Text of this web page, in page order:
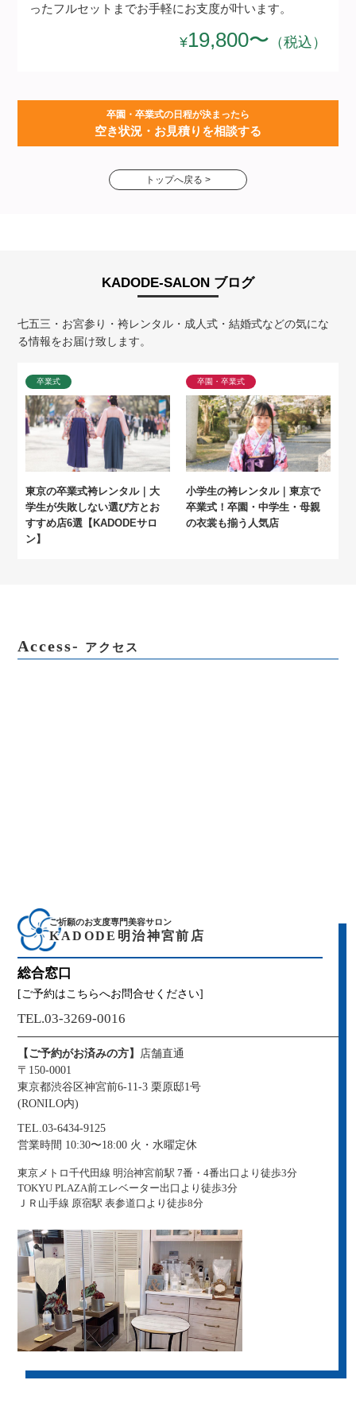
ったフルセットまでお手軽にお支度が叶います。
¥19,800〜 （税込）
卒園・卒業式の日程が決まったら
空き状況・お見積りを相談する
トップへ戻る >
KADODE-SALON ブログ
七五三・お宮参り・袴レンタル・成人式・結婚式などの気にな
る情報をお届け致します。
卒業式
東京の卒業式袴レンタル｜大
学生が失敗しない選び方とお
すすめ店6選【KADODEサロ
ン】
卒園・卒業式
小学生の袴レンタル｜東京で
卒業式！卒園・中学生・母親
の衣裳も揃う人気店
Access- アクセス
ご祈願のお支度専門美容サロン
KADODE明治神宮前店
総合窓口
[ご予約はこちらへお問合せください]
TEL.03-3269-0016
【ご予約がお済みの方】
店舗直通
〒150-0001
東京都渋谷区神宮前6-11-3 栗原邸1号
(RONILO内)
TEL.03-6434-9125
営業時間 10:30〜18:00 火・水曜定休
東京メトロ千代田線 明治神宮前駅 7番・4番出口より徒歩3分
TOKYU PLAZA前エレベーター出口より徒歩3分
ＪＲ山手線 原宿駅 表参道口より徒歩8分